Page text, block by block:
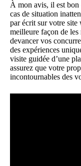
À mon avis, il est bon
cas de situation
par écrit sur votre site
meilleure façon de
devancer vos
des expériences
visite guidée d’une
assurez que votre
incontournables des